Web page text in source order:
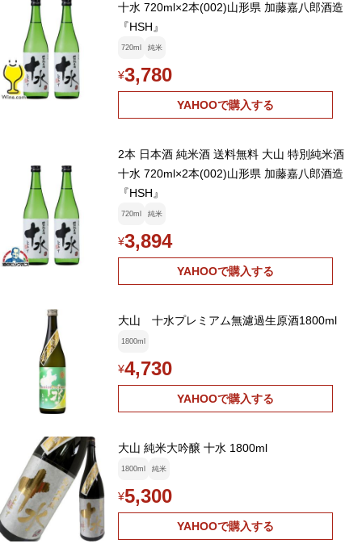
十水 720ml×2本(002)山形県 加藤嘉八郎酒造
『HSH』
720ml 純米
¥3,780
YAHOOで購入する
2本 日本酒 純米酒 送料無料 大山 特別純米酒
十水 720ml×2本(002)山形県 加藤嘉八郎酒造
『HSH』
720ml 純米
¥3,894
YAHOOで購入する
大山 十水プレミアム無濾過生原酒1800ml
1800ml
¥4,730
YAHOOで購入する
大山 純米大吟醸 十水 1800ml
1800ml 純米
¥5,300
YAHOOで購入する